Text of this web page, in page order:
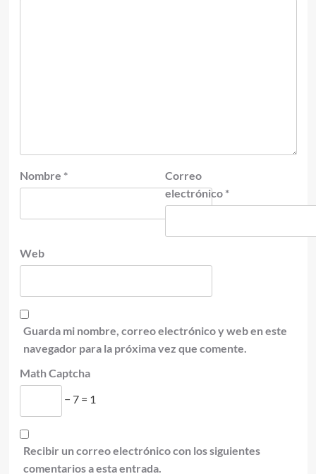
Nombre *
Correo
electrónico *
Web
Guarda mi nombre, correo electrónico y web en este
navegador para la próxima vez que comente.
Math Captcha
− 7 = 1
Recibir un correo electrónico con los siguientes
comentarios a esta entrada.